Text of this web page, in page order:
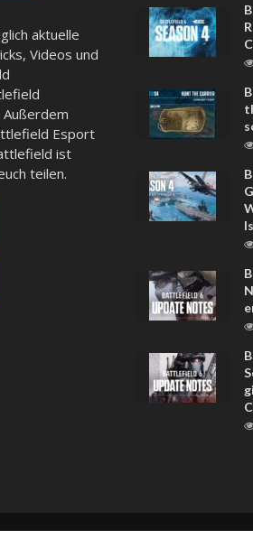
aktuelle
Videos und
Außerdem
Esport
ist
teilen.